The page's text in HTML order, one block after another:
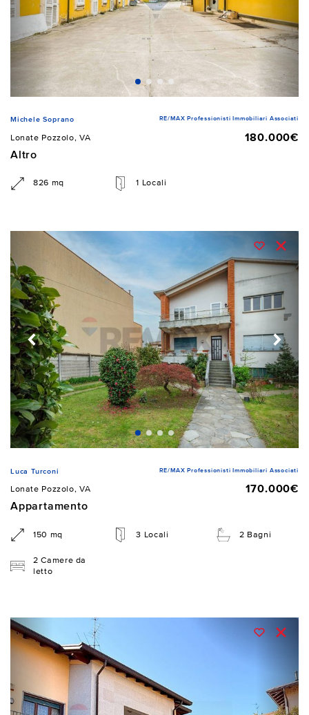
Michele Soprano RE/MAX Professionisti Immobiliari Associati
Lonate Pozzolo, VA
180.000€
Altro
826 mq 1 Locali
Luca Turconi RE/MAX Professionisti Immobiliari Associati
Lonate Pozzolo, VA
170.000€
Appartamento
150 mq 3 Locali 2 Bagni
2 Camere da
letto